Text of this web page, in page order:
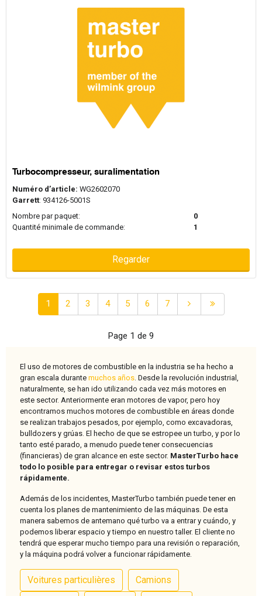
Turbocompresseur, suralimentation
Numéro d’article: WG2602070
Garrett: 934126-5001S
Nombre par paquet:
0
Quantité minimale de commande:
1
Regarder
1 2 3 4 5 6 7
Page 1 de 9
El uso de motores de combustible en la industria se ha hecho a
gran escala durante muchos años. Desde la revolución industrial,
naturalmente, se han ido utilizando cada vez más motores en
este sector. Anteriormente eran motores de vapor, pero hoy
encontramos muchos motores de combustible en áreas donde
se realizan trabajos pesados, por ejemplo, como excavadoras,
bulldozers y grúas. El hecho de que se estropee un turbo, y por lo
tanto esté parado, a menudo puede tener consecuencias
(financieras) de gran alcance en este sector. MasterTurbo hace
todo lo posible para entregar o revisar estos turbos
rápidamente.
Además de los incidentes, MasterTurbo también puede tener en
cuenta los planes de mantenimiento de las máquinas. De esta
manera sabemos de antemano qué turbo va a entrar y cuándo, y
podemos liberar espacio y tiempo en nuestro taller. El cliente no
tendrá que esperar mucho tiempo para una revisión o reparación,
y la máquina podrá volver a funcionar rápidamente.
Voitures particulières
Camions